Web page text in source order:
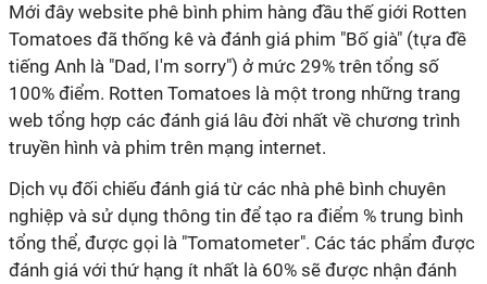
Mới đây website phê bình phim hàng đầu thế giới Rotten
Tomatoes đã thống kê và đánh giá phim "Bố già" (tựa đề
tiếng Anh là "Dad, I'm sorry") ở mức 29% trên tổng số
100% điểm. Rotten Tomatoes là một trong những trang
web tổng hợp các đánh giá lâu đời nhất về chương trình
truyền hình và phim trên mạng internet.
Dịch vụ đối chiếu đánh giá từ các nhà phê bình chuyên
nghiệp và sử dụng thông tin để tạo ra điểm % trung bình
tổng thể, được gọi là "Tomatometer". Các tác phẩm được
đánh giá với thứ hạng ít nhất là 60% sẽ được nhận đánh